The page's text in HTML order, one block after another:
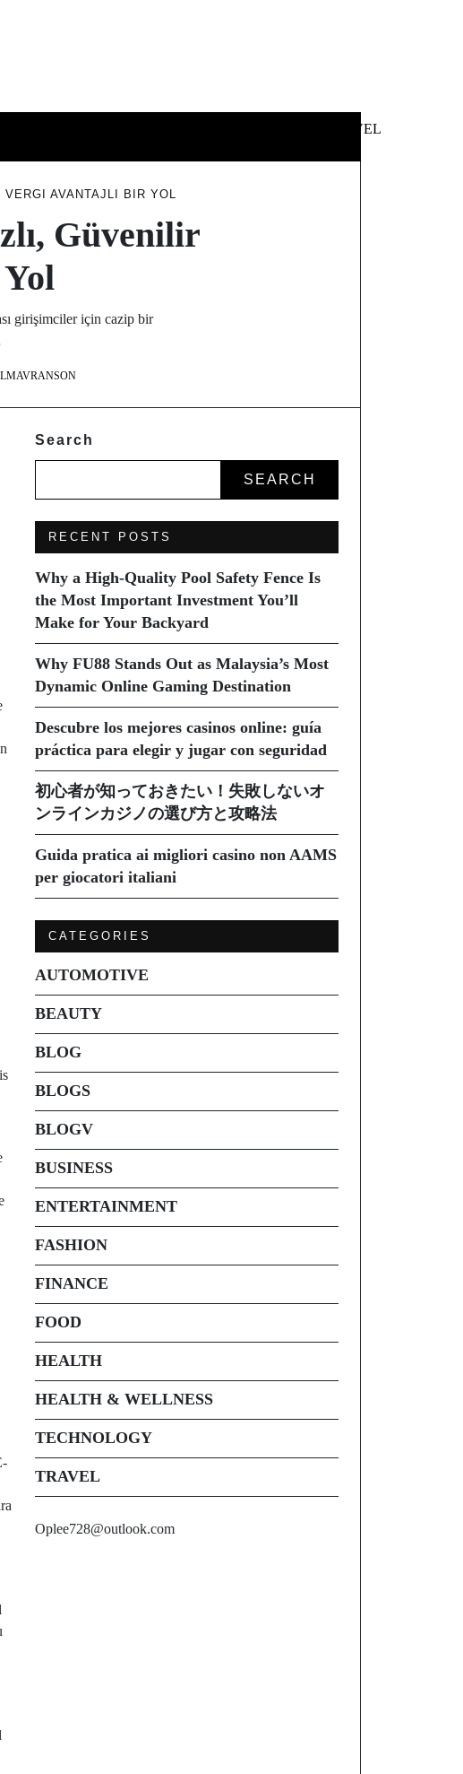
TRAVEL
VERGI AVANTAJLI BIR YOL
Güvenilir
girişimciler için cazip bir
Search
SEARCH
RECENT POSTS
Why a High-Quality Pool Safety Fence Is
the Most Important Investment You’ll
Make for Your Backyard
Why FU88 Stands Out as Malaysia’s Most
Dynamic Online Gaming Destination
Descubre los mejores casinos online: guía
práctica para elegir y jugar con seguridad
初心者が知っておきたい！失敗しないオ
ンラインカジノの選び方と攻略法
Guida pratica ai migliori casino non AAMS
per giocatori italiani
CATEGORIES
AUTOMOTIVE
BEAUTY
BLOG
BLOGS
BLOGV
BUSINESS
ENTERTAINMENT
FASHION
FINANCE
FOOD
HEALTH
HEALTH & WELLNESS
TECHNOLOGY
TRAVEL
Oplee728@outlook.com